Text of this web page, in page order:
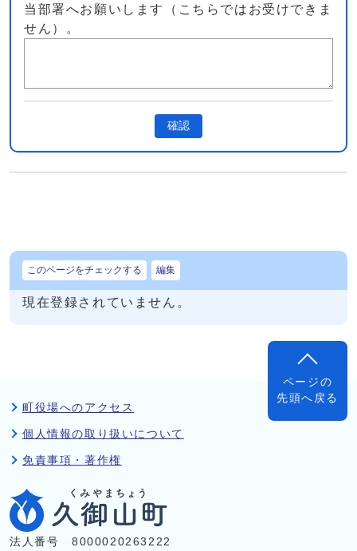
当部署へお願いします（こちらではお受けできま
せん）。
確認
このページをチェックする 編集
現在登録されていません。
ページの
先頭へ戻る
町役場へのアクセス
個人情報の取り扱いについて
免責事項・著作権
法人番号 8000020263222